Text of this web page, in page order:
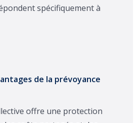
spécifiquement à
de la prévoyance
offre une protection